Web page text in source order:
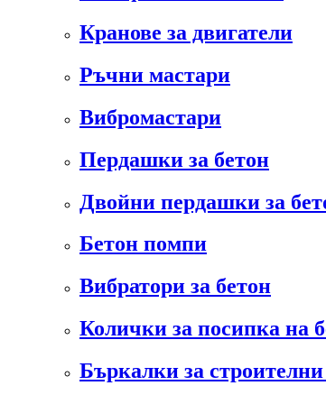
Кранове за двигатели
Ръчни мастари
Вибромастари
Пердашки за бетон
Двойни пердашки за
Бетон помпи
Вибратори за бетон
Колички за посипка на
Бъркалки за